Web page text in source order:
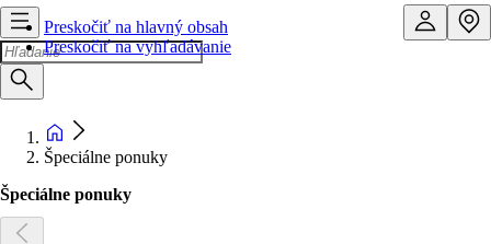
Preskočiť na hlavný obsah
Preskočiť na vyhľadávanie
Špeciálne ponuky
Špeciálne ponuky